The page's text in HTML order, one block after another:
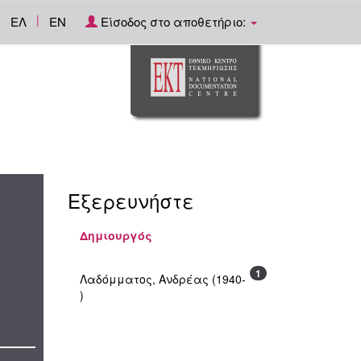
ΕΛ | EN Είσοδος στο αποθετήριο:
Εξερευνήστε
Δημιουργός
1
Λαδόμματος, Ανδρέας (1940-
)